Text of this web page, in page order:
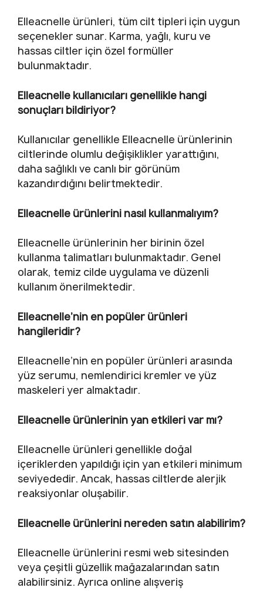
Elleacnelle ürünleri, tüm cilt tipleri için uygun
seçenekler sunar. Karma, yağlı, kuru ve
hassas ciltler için özel formüller
bulunmaktadır.
Elleacnelle kullanıcıları genellikle hangi
sonuçları bildiriyor?
Kullanıcılar genellikle Elleacnelle ürünlerinin
ciltlerinde olumlu değişiklikler yarattığını,
daha sağlıklı ve canlı bir görünüm
kazandırdığını belirtmektedir.
Elleacnelle ürünlerini nasıl kullanmalıyım?
Elleacnelle ürünlerinin her birinin özel
kullanma talimatları bulunmaktadır. Genel
olarak, temiz cilde uygulama ve düzenli
kullanım önerilmektedir.
Elleacnelle’nin en popüler ürünleri
hangileridir?
Elleacnelle’nin en popüler ürünleri arasında
yüz serumu, nemlendirici kremler ve yüz
maskeleri yer almaktadır.
Elleacnelle ürünlerinin yan etkileri var mı?
Elleacnelle ürünleri genellikle doğal
içeriklerden yapıldığı için yan etkileri minimum
seviyededir. Ancak, hassas ciltlerde alerjik
reaksiyonlar oluşabilir.
Elleacnelle ürünlerini nereden satın alabilirim?
Elleacnelle ürünlerini resmi web sitesinden
veya çeşitli güzellik mağazalarından satın
alabilirsiniz. Ayrıca online alışveriş